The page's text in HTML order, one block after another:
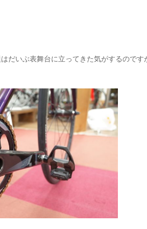
だいぶ表舞台に立ってきた気がするのです